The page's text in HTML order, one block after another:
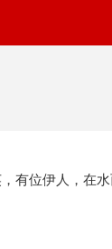
位伊人，在水